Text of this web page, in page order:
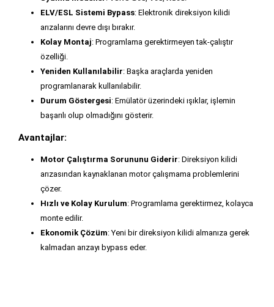
ELV/ESL Sistemi Bypass: Elektronik direksiyon kilidi
arızalarını devre dışı bırakır.
Kolay Montaj: Programlama gerektirmeyen tak-çalıştır
özelliği.
Yeniden Kullanılabilir: Başka araçlarda yeniden
programlanarak kullanılabilir.
Durum Göstergesi: Emülatör üzerindeki ışıklar, işlemin
başarılı olup olmadığını gösterir.
Avantajlar:
Motor Çalıştırma Sorununu Giderir: Direksiyon kilidi
arızasından kaynaklanan motor çalışmama problemlerini
çözer.
Hızlı ve Kolay Kurulum: Programlama gerektirmez, kolayca
monte edilir.
Ekonomik Çözüm: Yeni bir direksiyon kilidi almanıza gerek
kalmadan arızayı bypass eder.